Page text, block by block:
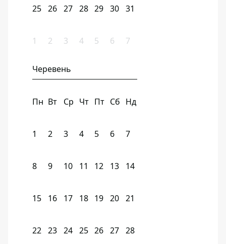
25 26 27 28 29 30 31
1 2 3 4 5 6 7
Черевень
Пн Вт Ср Чт Пт Сб Нд
1 2 3 4 5 6 7
8 9 10 11 12 13 14
15 16 17 18 19 20 21
22 23 24 25 26 27 28